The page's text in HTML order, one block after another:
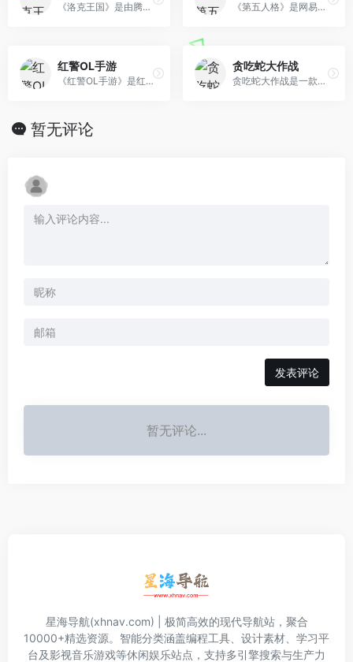
《洛克王国》是由腾讯运营的中国最大的儿童网上健康乐园，专为孩子们设计的儿童魔幻社区，会说话的猫头鹰、会飞的扫帚，奇妙的魔法课教师，这不是哈利波特和爱丽丝才拥有的奇幻仙境，这是真正属于孩子们的魔法王国。 《第五人格》是网易首款非对称性对抗竞技手游。荒诞哥特画风,悬疑烧脑剧情,刺激的1V4“猫鼠追逃游戏”的对抗玩法,都将给玩家带来全新的游戏体验。
红警OL手游
《红警OL手游》是红警官方正版授权，现代战争策略手游！
贪吃蛇大作战
贪吃蛇大作战是一款超好玩的休闲竞技游戏，不仅比拼手速，更考验你的策略！在贪吃蛇大作战的世界中，每个人在初始都化身为一条小蛇，通过不断努力变得越来越长，最终制霸一方！
暂无评论
发表评论
暂无评论...
星海导航(xhnav.com) | 极简高效的现代导航站，聚合
10000+精选资源。智能分类涵盖编程工具、设计素材、学习平
台及影视音乐游戏等休闲娱乐站点，支持多引擎搜索与生产力